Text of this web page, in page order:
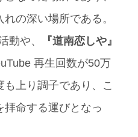
の深い場所である。
動や、
『道南恋しや』
再生回数が50万
上り調子であり、こ
命する運びとなっ